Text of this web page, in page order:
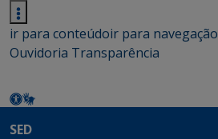
ir para conteúdoir para navegação
Ouvidoria Transparência
SED